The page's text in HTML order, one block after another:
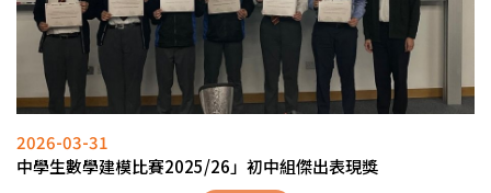
2026-03-31
中學生數學建模比賽2025/26」初中組傑出表現獎